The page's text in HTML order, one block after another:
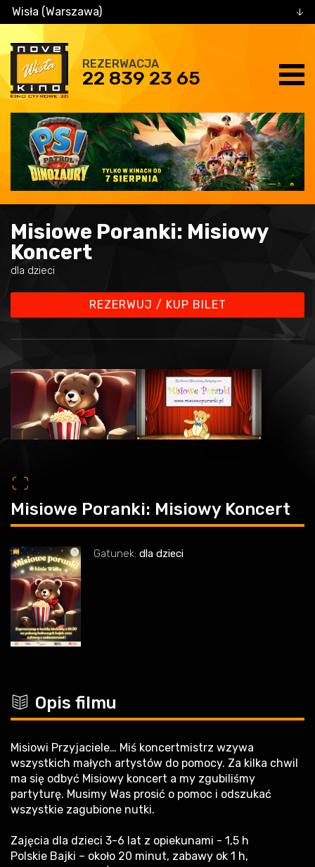
Wisła (Warszawa)
REZERWACJA
22 839 23 65
Misiowe Poranki: Misiowy
Koncert
dla dzieci
REZERWUJ / KUP BILET
o
Misiowe Poranki: Misiowy Koncert
Gatunek: dla dzieci
c Opis filmu
Misiowi Przyjaciele… Miś koncertmistrz wzywa
wszystkich małych artystów do pomocy. Za kilka chwil
ma się odbyć Misiowy koncert a my zgubiliśmy
partyturę. Musimy Was prosić o pomoc i odszukać
wszystkie zagubione nutki.
Zajęcia dla dzieci 3-6 lat z opiekunami - 1,5 h
Polskie Bajki – około 20 minut, zabawy ok 1 h,